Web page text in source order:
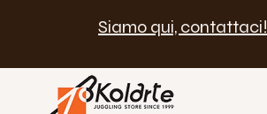
Siamo qui, contattaci!